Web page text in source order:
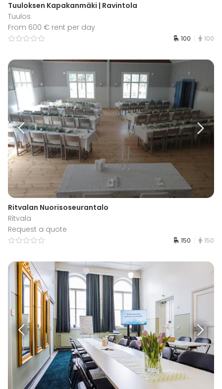
Tuuloksen Kapakanmäki | Ravintola
Tuulos
From 600 € rent per day
100 100
Ritvalan Nuorisoseurantalo
Ritvala
Request a quote
150 150